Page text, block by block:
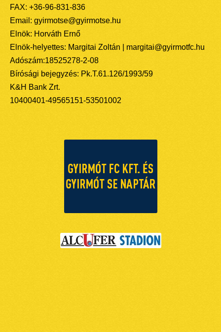
FAX: +36-96-831-836
Email: gyirmotse@gyirmotse.hu
Elnök: Horváth Ernő
Elnök-helyettes: Margitai Zoltán | margitai@gyirmotfc.hu
Adószám:18525278-2-08
Bírósági bejegyzés: Pk.T.61.126/1993/59
K&H Bank Zrt.
10400401-49565151-53501002